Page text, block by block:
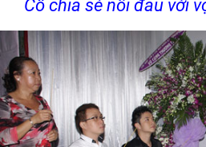
Cô chia sẻ nỗi đau với